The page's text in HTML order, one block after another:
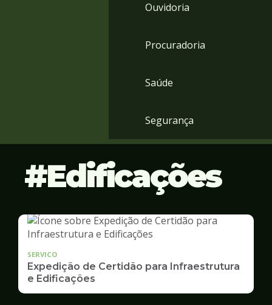
Ouvidoria
Procuradoria
Saúde
Segurança
Edificações
SERVICO
Expedição de Certidão para Infraestrutura
e Edificações